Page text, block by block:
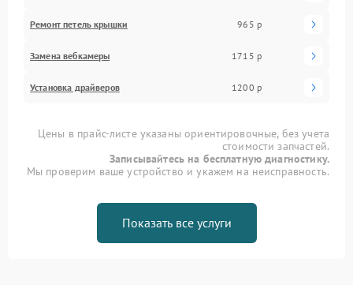
Ремонт петель крышки 965 р
Замена вебкамеры 1715 р
Установка драйверов 1200 р
Цены в прайс-листе указаны ориентировочные, без учета
стоимости запчастей.
Записывайтесь на бесплатную диагностику.
Мы проверим ваше устройство и укажем на неисправность.
Показать все услуги